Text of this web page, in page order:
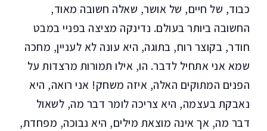
כבוד, של חיים, של אושר, שאלה חשובה מאוד,
החשובה ביותר בעולם. נדינקה מציצה בפניי במבט
חודר, בקוצר רוח, בתוגה, היא עונה לא לעניין, מחכה
שמא אני אתחיל לדבר. הו, אילו תמורות מרצדות על
הפנים המתוקים האלה, איזה משחק! אני רואה, היא
נאבקת בעצמה, היא צריכה לומר דבר מה, לשאול
דבר מה, אך אינה מוצאת מילים, היא נבוכה, מפחדת,